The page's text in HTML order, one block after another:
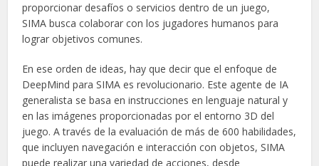
proporcionar desafíos o servicios dentro de un juego,
SIMA busca colaborar con los jugadores humanos para
lograr objetivos comunes.
En ese orden de ideas, hay que decir que el enfoque de
DeepMind para SIMA es revolucionario. Este agente de IA
generalista se basa en instrucciones en lenguaje natural y
en las imágenes proporcionadas por el entorno 3D del
juego. A través de la evaluación de más de 600 habilidades,
que incluyen navegación e interacción con objetos, SIMA
puede realizar una variedad de acciones, desde